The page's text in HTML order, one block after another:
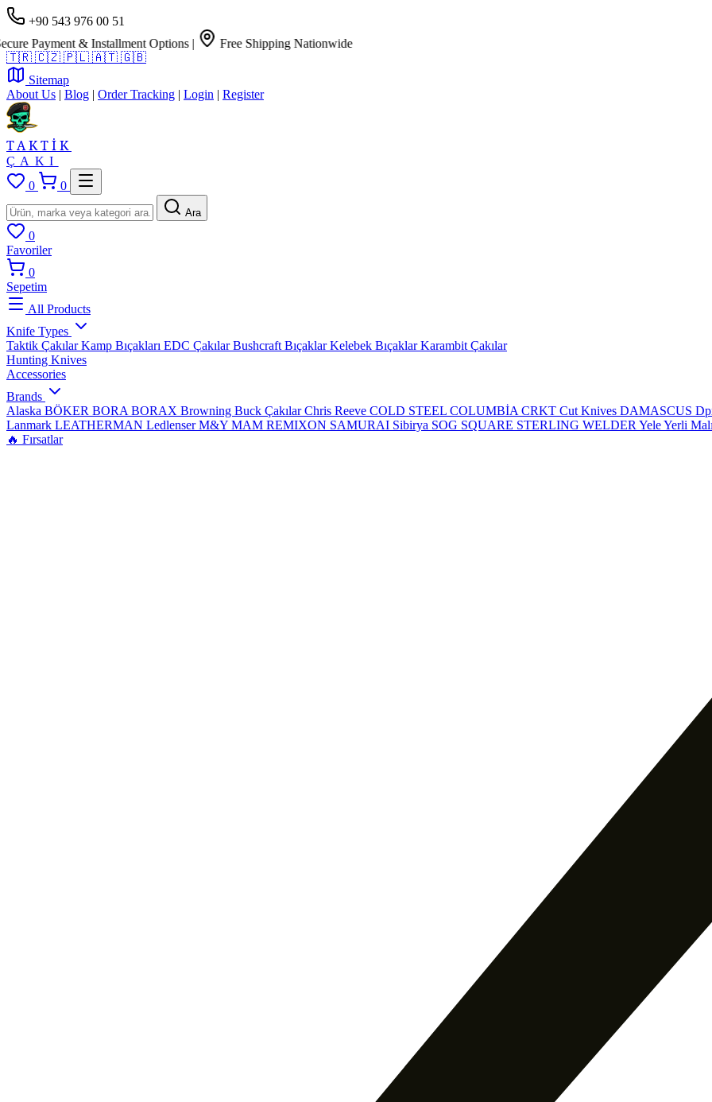
+90 543 976 00 51
Payment & Installment Options |
Free Shipping Nationwide
🇹🇷 🇨🇿 🇵🇱 🇦🇹 🇬🇧
Sitemap
About Us | Blog | Order Tracking | Login | Register
TAKTİK
ÇAKI
0
0
Ara
0
Favoriler
0
Sepetim
All Products
Knife Types
Taktik ÇakılarKamp Bıçakları EDC ÇakılarBushcraft BıçaklarKelebek BıçaklarKarambit Çakılar
Hunting Knives
Accessories
Brands
Alaska BÖKER BORA BORAX Browning Buck ÇakılarChris Reeve COLD STEEL COLUMBİA CRKT Cut Knives DAMASCUS
Lanmark LEATHERMAN LedlenserM&Y MAM REMIXON SAMURAI Sibirya SOG SQUARE STERLING WELDER YeleYerli
🔥 Fırsatlar